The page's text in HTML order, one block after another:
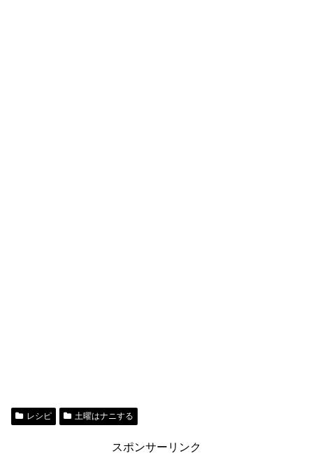
レシピ 土曜はナニする
スポンサーリンク